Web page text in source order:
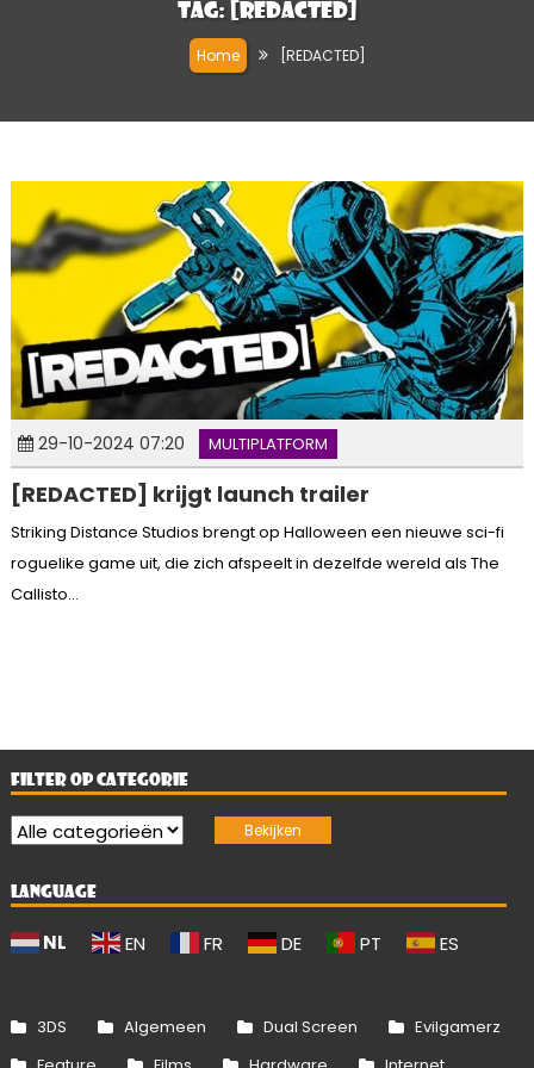
Tag: [REDACTED]
Home [REDACTED]
29-10-2024 07:20 MULTIPLATFORM
[REDACTED] krijgt launch trailer
Striking Distance Studios brengt op Halloween een nieuwe sci-fi
roguelike game uit, die zich afspeelt in dezelfde wereld als The
Callisto...
FILTER OP CATEGORIE
LANGUAGE
NL EN FR DE PT ES
3DS Algemeen Dual Screen
Evilgamerz